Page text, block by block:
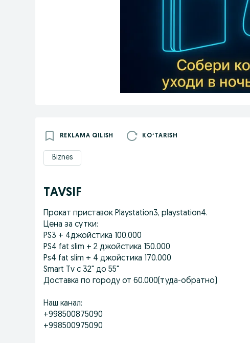
REKLAMA QILISH KOʻTARISH
Biznes
TAVSIF
Прокат приставок Playstation3, playstation4.
Цена за сутки:
PS3 + 4джойстика 100.000
PS4 fat slim + 2 джойстика 150.000
Ps4 fat slim + 4 джойстика 170.000
Smart Tv с 32" до 55"
Доставка по городу от 60.000(туда-обратно)
Наш канал:
+998500875090
+998500975090